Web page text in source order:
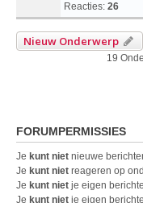
Reacties: 26
Nieuw Onderwerp
19
FORUMPERMISSIES
Je kunt niet nieuwe
Je kunt niet reageren op
Je kunt niet je eigen
Je kunt niet je eigen